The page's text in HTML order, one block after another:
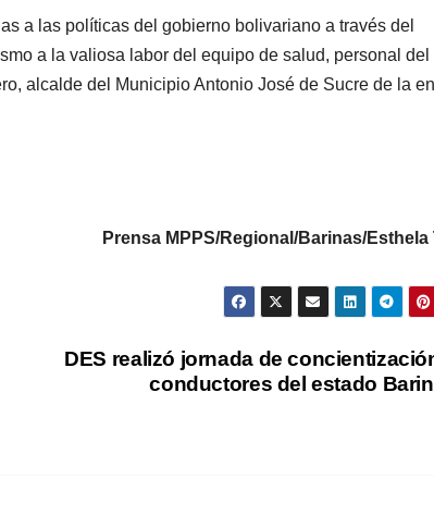
a las políticas del gobierno bolivariano a través del
a la valiosa labor del equipo de salud, personal del
alcalde del Municipio Antonio José de Sucre de la
Prensa MPPS/Regional/Barinas/Esthela
DES realizó jornada de
conductores del estado